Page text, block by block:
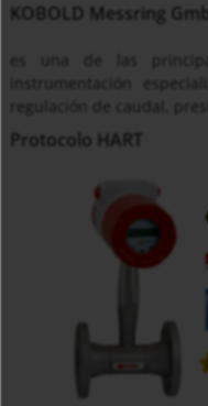
KOBOLD Messring
instrumentación
regulación de caudal,
Protocolo HART